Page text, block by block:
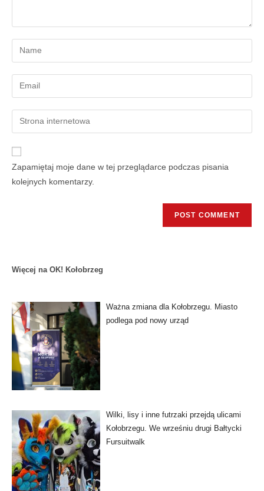
Zapamiętaj moje dane w tej przeglądarce podczas pisania
kolejnych komentarzy.
Więcej na OK! Kołobrzeg
Ważna zmiana dla Kołobrzegu. Miasto
podlega pod nowy urząd
Wilki, lisy i inne futrzaki przejdą ulicami
Kołobrzegu. We wrześniu drugi Bałtycki
Fursuitwalk